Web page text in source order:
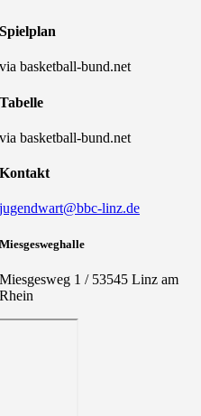
Spielplan
via basketball-bund.net
Tabelle
via basketball-bund.net
Kontakt
jugendwart@bbc-linz.de
Miesgesweghalle
Miesgesweg 1 / 53545 Linz am
Rhein